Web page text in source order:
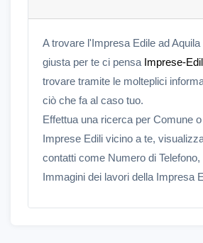
A trovare l'Impresa Edile ad
giusta per te ci pensa Imprese-
trovare tramite le molteplici
ciò che fa al caso tuo.
Effettua una ricerca per Comune
Imprese Edili vicino a te,
contatti come Numero di
Immagini dei lavori della Impresa